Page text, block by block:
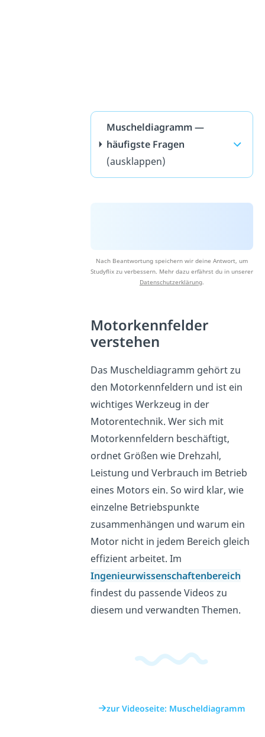
Muscheldiagramm —
häufigste Fragen
(ausklappen)
Nach Beantwortung speichern wir deine Antwort, um
Studyflix zu verbessern. Mehr dazu erfährst du in unserer
Datenschutzerklärung.
Motorkennfelder
verstehen
Das Muscheldiagramm gehört zu
den Motorkennfeldern und ist ein
wichtiges Werkzeug in der
Motorentechnik. Wer sich mit
Motorkennfeldern beschäftigt,
ordnet Größen wie Drehzahl,
Leistung und Verbrauch im Betrieb
eines Motors ein. So wird klar, wie
einzelne Betriebspunkte
zusammenhängen und warum ein
Motor nicht in jedem Bereich gleich
effizient arbeitet. Im
Ingenieurwissenschaftenbereich
findest du passende Videos zu
diesem und verwandten Themen.
zur Videoseite: Muscheldiagramm